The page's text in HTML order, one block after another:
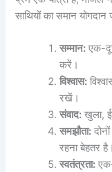
साथियों का समान
सम्मान: एक-
करें।
विश्वास:
रखें।
संवाद: खुला,
समझौता:
रहना बेहतर है।
स्वतंत्रता: